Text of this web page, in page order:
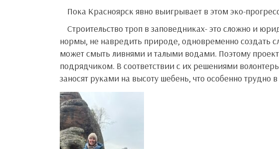
Пока Красноярск явно выигрывает в этом эко-
Строительство троп в заповедниках- это сложно и юридически, и физически. Нужно соблюсти все
нормы, не навредить природе, одновременно создать
может смыть ливнями и талыми водами. Поэтому
подрядчиком. В соответствии с их решениями
заносят руками на высоту шебень, что особенно трудно в